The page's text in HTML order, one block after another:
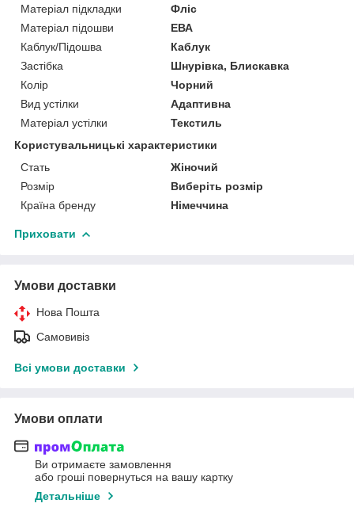
Матеріал підкладки
Фліс
Матеріал підошви
ЕВА
Каблук/Підошва
Каблук
Застібка
Шнурівка, Блискавка
Колір
Чорний
Вид устілки
Адаптивна
Матеріал устілки
Текстиль
Користувальницькі характеристики
Стать
Жіночий
Розмір
Виберіть розмір
Країна бренду
Німеччина
Приховати
Умови доставки
Нова Пошта
Самовивіз
Всі умови доставки
Умови оплати
Ви отримаєте замовлення
або гроші повернуться на вашу картку
Детальніше